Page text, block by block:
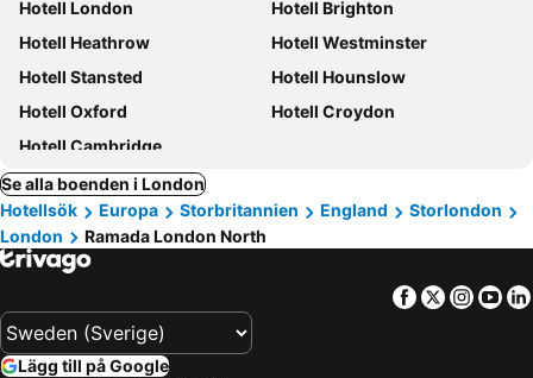
Hotell London
Hotell Brighton
Hotell Heathrow
Hotell Westminster
Hotell Stansted
Hotell Hounslow
Hotell Oxford
Hotell Croydon
Hotell Cambridge
Se alla boenden i London
Hotellsök
Europa Storbritannien England
Storlondon
London
Ramada London North
Facebook
Twitter
Lägg till på Google